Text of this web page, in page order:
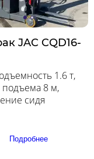
JAC CQD16-
1.6 т,
подъема 8 м,
сидя
Подробнее